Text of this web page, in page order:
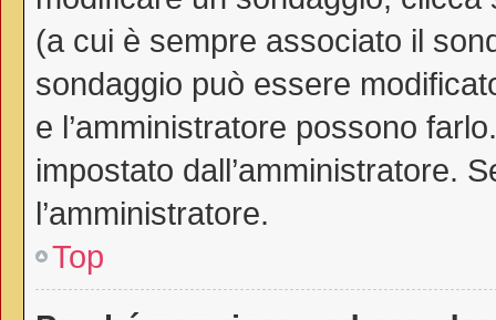
(a cui è sempre associato il
sondaggio può essere
e l’amministratore possono
impostato dall’amministratore.
l’amministratore.
Top